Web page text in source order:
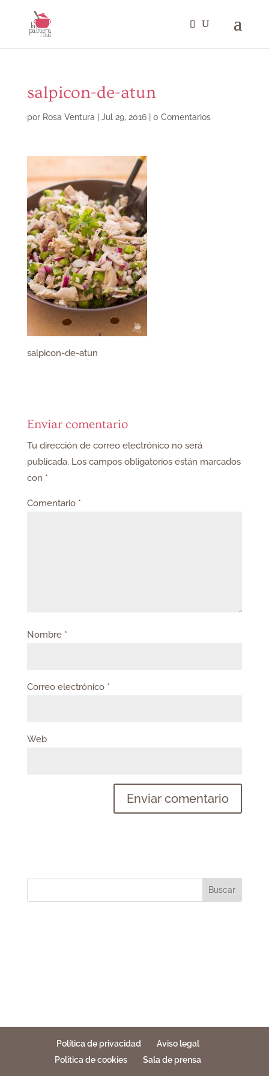
salpicon-de-atun
por Rosa Ventura Jul 29, 2016| 0 Comentarios
salpicon-de-atun
Enviar comentario
Tu dirección de correo electrónico no será
publicada. Los campos obligatorios están marcados
con *
Comentario *
Nombre *
Correo electrónico *
Web
Buscar
Política de privacidad
Aviso legal
Política de cookies
Sala de prensa